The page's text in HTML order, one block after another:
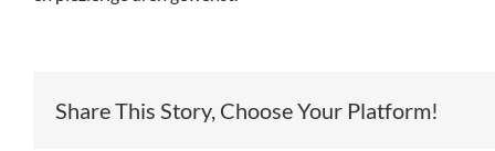
Share This Story, Choose Your Platform!